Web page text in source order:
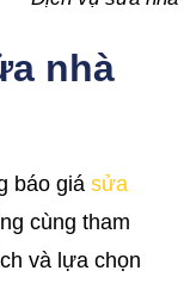
nhà
báo giá sửa
cùng tham
và lựa chọn